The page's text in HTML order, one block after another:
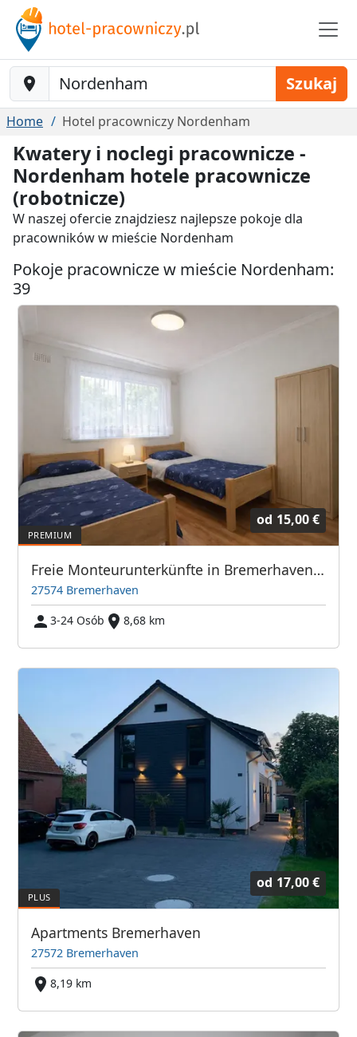
Baustelle-Location Szukaj
Home Hotel pracowniczy Nordenham
Kwatery i noclegi pracownicze -
Nordenham hotele pracownicze
(robotnicze)
W naszej ofercie znajdziesz najlepsze pokoje dla
pracowników w mieście Nordenham
Pokoje pracownicze w mieście Nordenham:
39
od 15,00 €
Freie Monteurunterkünfte in Bremerhaven – JETZT anrufen! Wir sprechen auch Polnisch
27574 Bremerhaven
3-24 Osób
8,68 km
od 17,00 €
Apartments Bremerhaven
27572 Bremerhaven
8,19 km